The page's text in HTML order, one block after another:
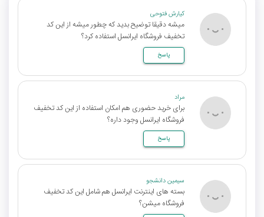
کیارش فتوحی
میشه دقیقا توضیح بدید که چطور میشه از این کد
تخفیف فروشگاه ایرانسل استفاده کرد؟
پاسخ
مراد
برای خرید حضوری هم امکان استفاده از این کد تخفیف
فروشگاه ایرانسل وجود داره؟
پاسخ
سیمین دانشجو
بسته های اینترنت ایرانسل هم شامل این کد تخفیف
فروشگاه میشن؟